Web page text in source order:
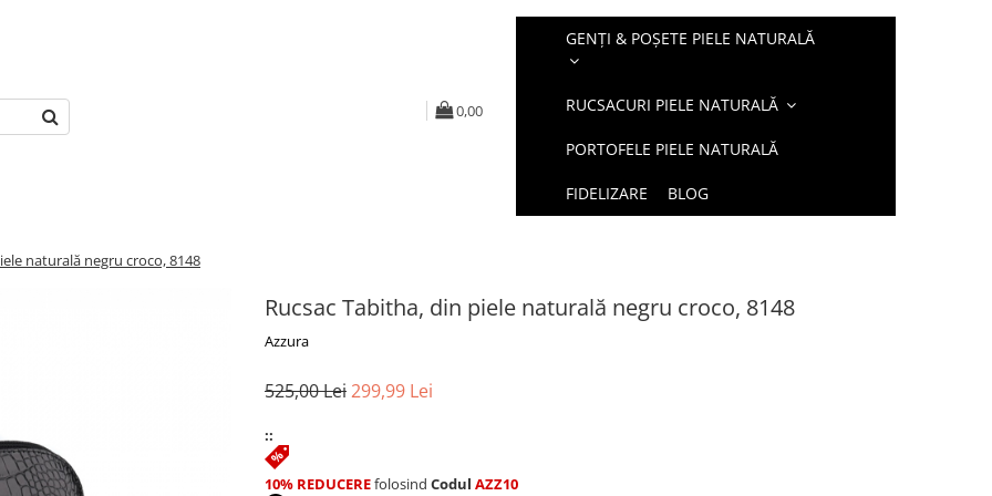
0,00
GENȚI & POȘETE PIELE NATURALĂ
RUCSACURI PIELE NATURALĂ
PORTOFELE PIELE NATURALĂ
FIDELIZARE BLOG
naturală negru croco, 8148
Rucsac Tabitha, din piele naturală negru croco, 8148
Azzura
525,00 Lei299,99 Lei
::
10% REDUCEREfolosind Codul AZZ10